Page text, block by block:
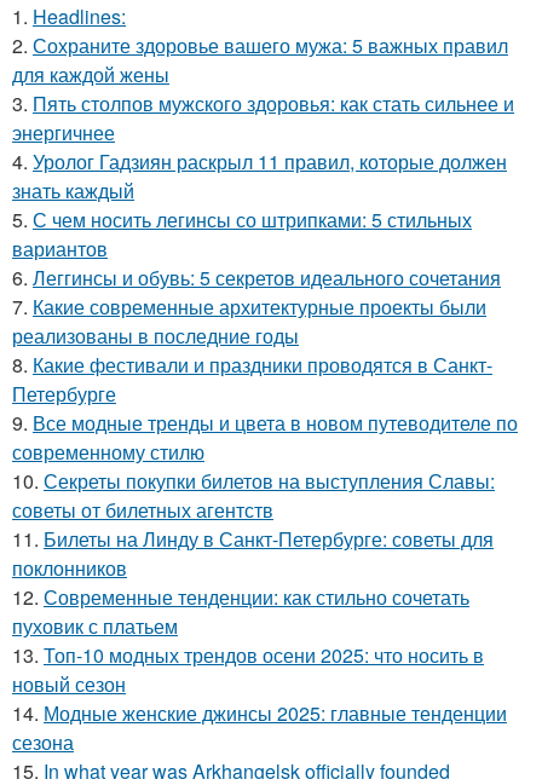
1. Headlines:
2. Сохраните здоровье вашего мужа: 5 важных правил
для каждой жены
3. Пять столпов мужского здоровья: как стать сильнее и
энергичнее
4. Уролог Гадзиян раскрыл 11 правил, которые должен
знать каждый
5. С чем носить легинсы со штрипками: 5 стильных
вариантов
6. Леггинсы и обувь: 5 секретов идеального сочетания
7. Какие современные архитектурные проекты были
реализованы в последние годы
8. Какие фестивали и праздники проводятся в Санкт-
Петербурге
9. Все модные тренды и цвета в новом путеводителе по
современному стилю
10. Секреты покупки билетов на выступления Славы:
советы от билетных агентств
11. Билеты на Линду в Санкт-Петербурге: советы для
поклонников
12. Современные тенденции: как стильно сочетать
пуховик с платьем
13. Топ-10 модных трендов осени 2025: что носить в
новый сезон
14. Модные женские джинсы 2025: главные тенденции
сезона
15. In what year was Arkhangelsk officially founded